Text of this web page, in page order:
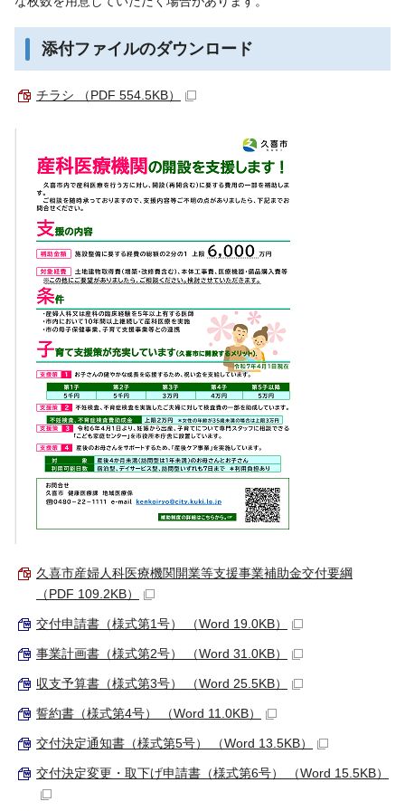
添付ファイルのダウンロード
チラシ （PDF 554.5KB）
久喜市産婦人科医療機関開業等支援事業補助金交付要綱
（PDF 109.2KB）
交付申請書（様式第1号） （Word 19.0KB）
事業計画書（様式第2号） （Word 31.0KB）
収支予算書（様式第3号） （Word 25.5KB）
誓約書（様式第4号） （Word 11.0KB）
交付決定通知書（様式第5号） （Word 13.5KB）
交付決定変更・取下げ申請書（様式第6号） （Word 15.5KB）